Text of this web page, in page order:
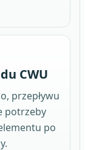
CWU
przepływu
potrzeby
po